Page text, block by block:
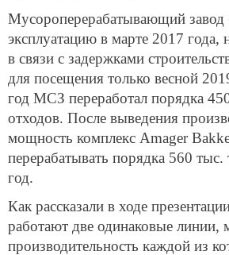
Мусороперерабатывающий завод
эксплуатацию в марте 2017
в связи с задержками
для посещения только весной
год МСЗ переработал порядка
отходов. После выведения
мощность комплекс Amager
перерабатывать порядка 560 тыс.
год.
Как рассказали в ходе
работают две одинаковые линии,
производительность каждой из